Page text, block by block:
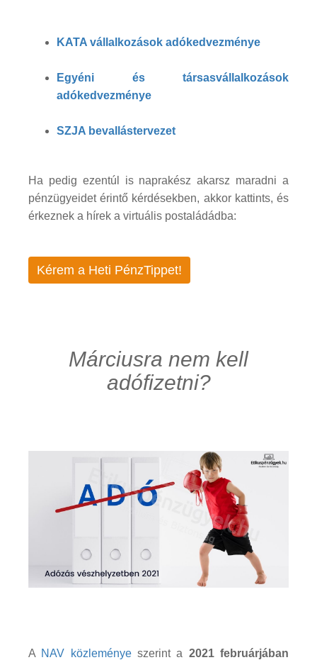
KATA vállalkozások adókedvezménye
Egyéni és társasvállalkozások
adókedvezménye
SZJA bevallástervezet
Ha pedig ezentúl is naprakész akarsz maradni a
pénzügyeidet érintő kérdésekben, akkor kattints, és
érkeznek a hírek a virtuális postaládádba:
Kérem a Heti PénzTippet!
Márciusra nem kell
adófizetni?
A NAV közleményeszerint a 2021 februárjában